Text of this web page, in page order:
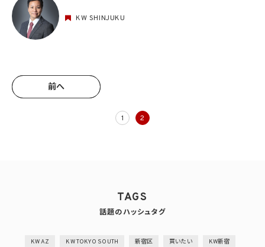
KW SHINJUKU
前へ
前へ
1 2
TAGS
話題のハッシュタグ
KW AZ KW TOKYO SOUTH 新宿区 買いたい KW新宿